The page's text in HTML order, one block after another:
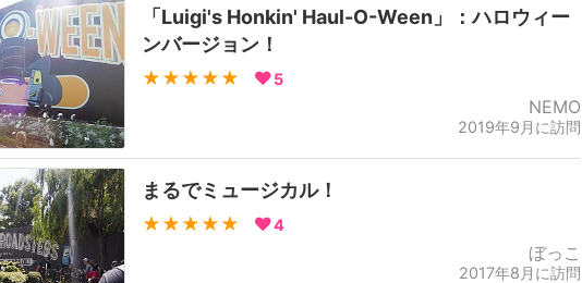
「Luigi's Honkin' Haul-O-Ween」：ハロウィー
ンバージョン！
★★★★★ 5
NEMO
2019年9月に訪問
まるでミュージカル！
★★★★★ 4
ぼっこ
2017年8月に訪問